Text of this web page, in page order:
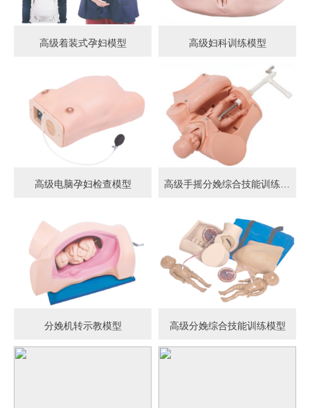
高级着装式孕妇模型 高级妇科训练模型
高级电脑孕妇检查模型 高级手摇分娩综合技能训练模型
分娩机转示教模型 高级分娩综合技能训练模型